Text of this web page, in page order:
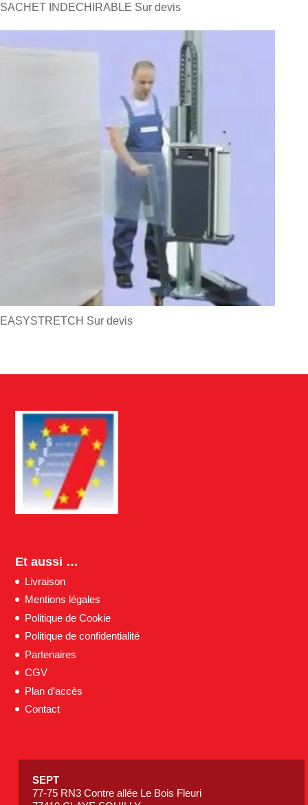
SACHET INDECHIRABLE Sur devis
EASYSTRETCH Sur devis
Et aussi …
Livraison
Mentions légales
Politique de Cookie
Politique de confidentialité
Partenaires
CGV
Plan d’accès
Contact
SEPT
77-75 RN3 Contre allée Le Bois Fleuri